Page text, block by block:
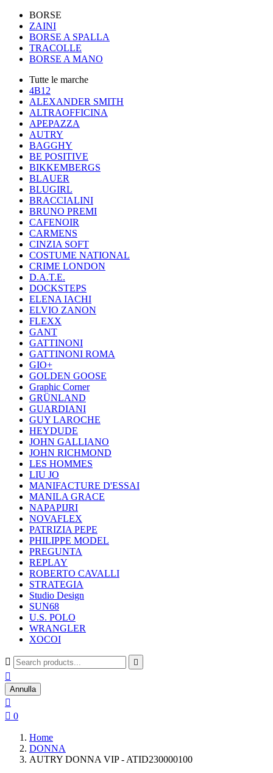
BORSE
ZAINI
BORSE A SPALLA
TRACOLLE
BORSE A MANO
Tutte le marche
4B12
ALEXANDER SMITH
ALTRAOFFICINA
APEPAZZA
AUTRY
BAGGHY
BE POSITIVE
BIKKEMBERGS
BLAUER
BLUGIRL
BRACCIALINI
BRUNO PREMI
CAFENOIR
CARMENS
CINZIA SOFT
COSTUME NATIONAL
CRIME LONDON
D.A.T.E.
DOCKSTEPS
ELENA IACHI
ELVIO ZANON
FLEXX
GANT
GATTINONI
GATTINONI ROMA
GIO+
GOLDEN GOOSE
Graphic Corner
GRÜNLAND
GUARDIANI
GUY LAROCHE
HEYDUDE
JOHN GALLIANO
JOHN RICHMOND
LES HOMMES
LIU JO
MANIFACTURE D'ESSAI
MANILA GRACE
NAPAPIJRI
NOVAFLEX
PATRIZIA PEPE
PHILIPPE MODEL
PREGUNTA
REPLAY
ROBERTO CAVALLI
STRATEGIA
Studio Design
SUN68
U.S. POLO
WRANGLER
XOCOI
 

Annulla

 0
Home
DONNA
AUTRY DONNA VIP - ATID230000100